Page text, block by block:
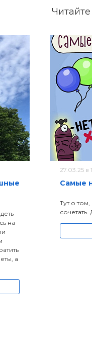
на
а
27.03.25 в
Самые
Тут о